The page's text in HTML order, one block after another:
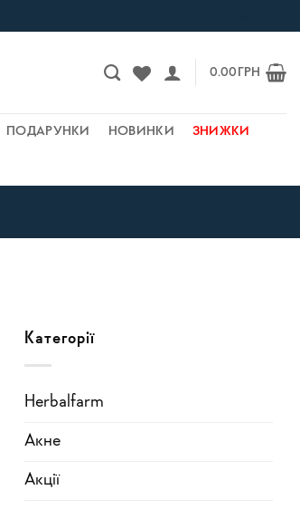
0.00 ГРН
ПОДАРУНКИ НОВИНКИ ЗНИЖКИ
Категорії
Herbalfarm
Акне
Акції